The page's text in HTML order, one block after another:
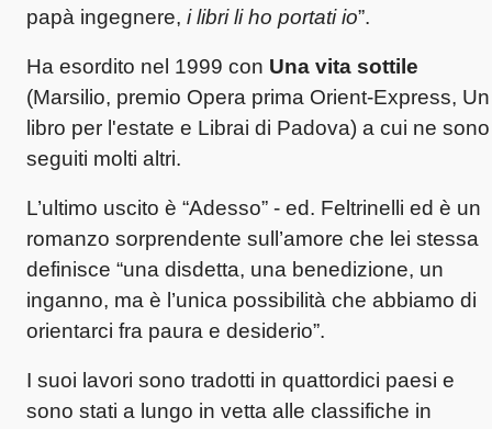
papà ingegnere, i libri li ho portati io”.
Ha esordito nel 1999 con Una vita sottile
(Marsilio, premio Opera prima Orient-Express, Un
libro per l'estate e Librai di Padova) a cui ne sono
seguiti molti altri.
L’ultimo uscito è “Adesso” - ed. Feltrinelli ed è un
romanzo sorprendente sull’amore che lei stessa
definisce “una disdetta, una benedizione, un
inganno, ma è l’unica possibilità che abbiamo di
orientarci fra paura e desiderio”.
I suoi lavori sono tradotti in quattordici paesi e
sono stati a lungo in vetta alle classifiche in